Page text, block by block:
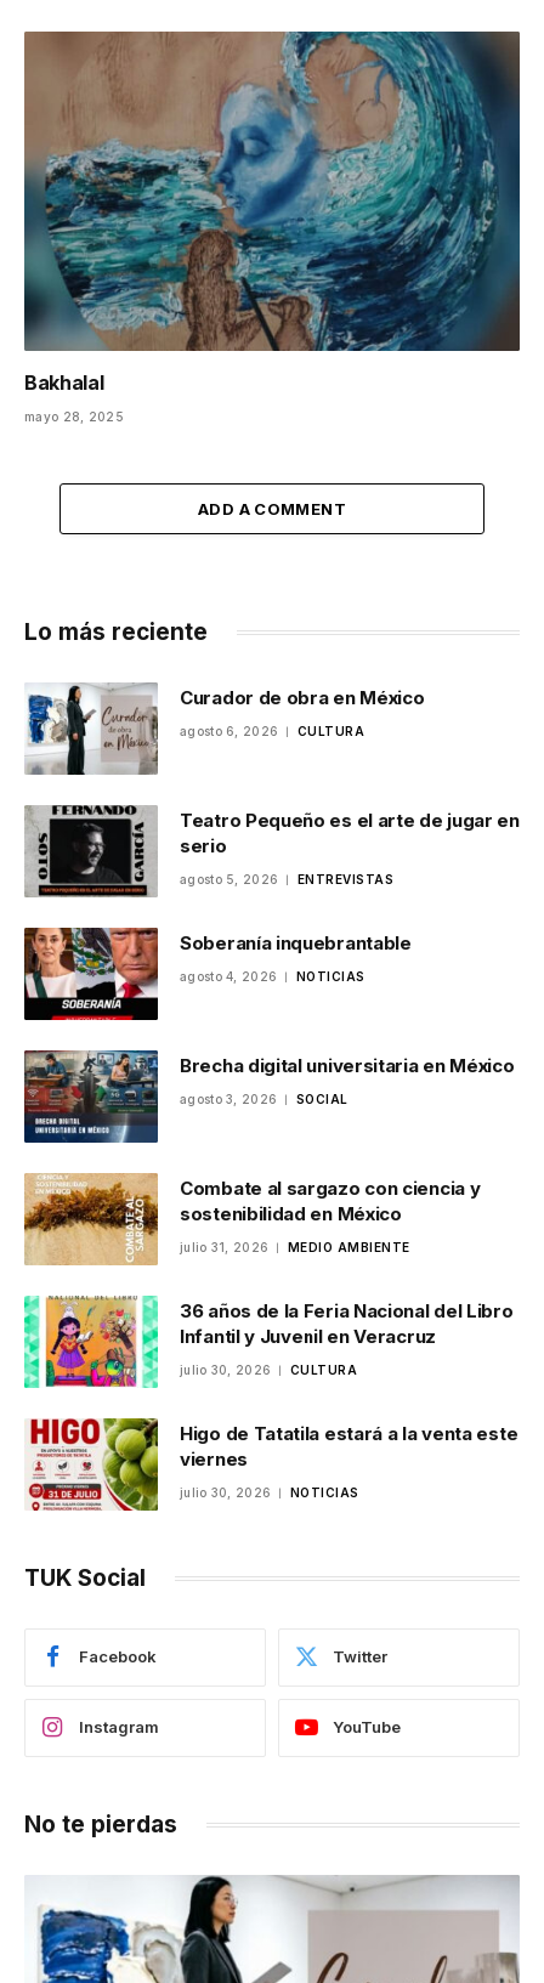
Bakhalal
mayo 28, 2025
ADD A COMMENT
Lo más reciente
Curador de obra en México
agosto 6, 2026 CULTURA
Teatro Pequeño es el arte de jugar en
serio
agosto 5, 2026 ENTREVISTAS
Soberanía inquebrantable
agosto 4, 2026 NOTICIAS
Brecha digital universitaria en México
agosto 3, 2026 SOCIAL
Combate al sargazo con ciencia y
sostenibilidad en México
julio 31, 2026 MEDIO AMBIENTE
36 años de la Feria Nacional del Libro
Infantil y Juvenil en Veracruz
julio 30, 2026 CULTURA
Higo de Tatatila estará a la venta este
viernes
julio 30, 2026 NOTICIAS
TUK Social
Facebook Twitter
Instagram YouTube
No te pierdas